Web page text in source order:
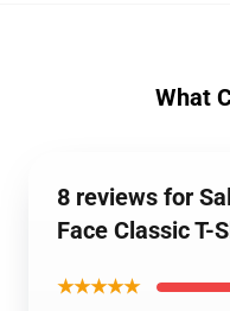
What
8 reviews for
Face Classic T-
★★★★★